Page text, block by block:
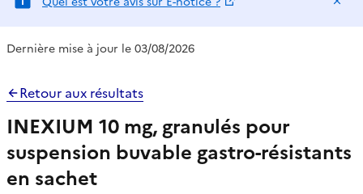
Dernière mise à jour le 03/08/2026
Retour aux résultats
INEXIUM 10 mg, granulés pour
suspension buvable gastro-résistants
en sachet